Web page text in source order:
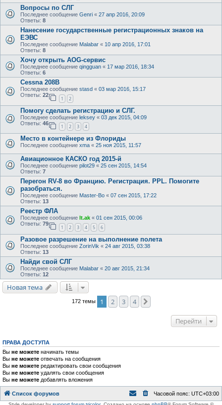
Вопросы по СЛГ
Последнее сообщение Genri « 27 апр 2016, 20:09
Ответы: 8
Нанесение государственные регистрационных знаков на
ЕЭВС
Последнее сообщение Malabar « 10 апр 2016, 17:01
Ответы: 8
Хочу открыть AOG-сервис
Последнее сообщение qingguan « 17 мар 2016, 18:34
Ответы: 6
Cessna 208B
Последнее сообщение stasd « 03 мар 2016, 15:17
Ответы: 22
1 2
Помогу сделать регистрацию и СЛГ.
Последнее сообщение leksey « 03 дек 2015, 04:09
Ответы: 46
1 2 3 4
Место в контейнере из Флориды
Последнее сообщение xma « 25 ноя 2015, 11:57
Авиационное КАСКО год 2015-й
Последнее сообщение pilot29 « 25 сен 2015, 14:54
Ответы: 7
Перегон RV-8 во Францию. Регистрация. PPL. Помогите
разобраться.
Последнее сообщение Master-Bo « 07 сен 2015, 17:22
Ответы: 13
Реестр ФЛА
Последнее сообщение lt.ak « 01 сен 2015, 00:06
Ответы: 79
1 2 3 4 5 6
Разовое разрешение на выполнение полета
Последнее сообщение ZorinVik « 24 авг 2015, 03:38
Ответы: 13
Найди свой СЛГ
Последнее сообщение Malabar « 20 авг 2015, 21:34
Ответы: 12
Новая тема
172 темы 1 2 3 4
Перейти
ПРАВА ДОСТУПА
Вы не можете начинать темы
Вы не можете отвечать на сообщения
Вы не можете редактировать свои сообщения
Вы не можете удалять свои сообщения
Вы не можете добавлять вложения
Список форумов Часовой пояс: UTC+03:00